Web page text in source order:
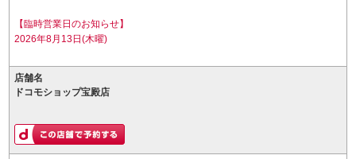
【臨時営業日のお知らせ】
2026年8月13日(木曜)
店舗名
ドコモショップ宝殿店